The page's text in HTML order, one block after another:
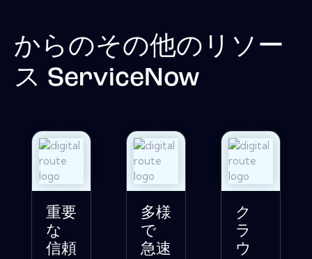
からのその他のリソー
ス ServiceNow
重要
な
信頼
多様
で
急速
ク
ラ
ウ